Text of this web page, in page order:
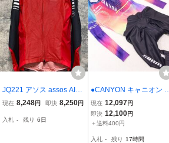
JQ221 アソス assos AIR
BLOCK 799 長袖 サイク
現在 8,248円 即決 8,250円
入札 - 残り 6日
●CANYON キャニオン S
RAM ウィメンズ ワンピ
ースジャージ Mサイズ 美
品
現在 12,097 円
即決 12,100円
＋送料400円
入札 - 残り 17時間